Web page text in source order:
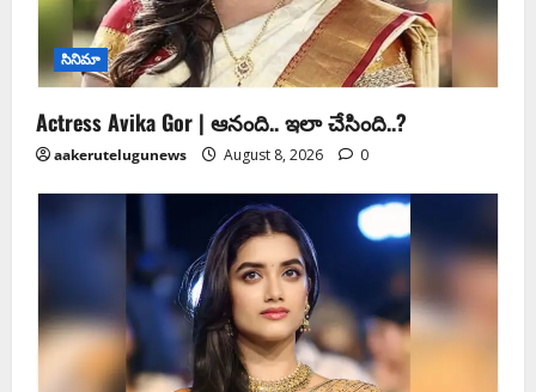
సినిమా
Actress Avika Gor | ఆనంది.. ఇలా చేసింది..?
aakerutelugunews August 8, 2026 0